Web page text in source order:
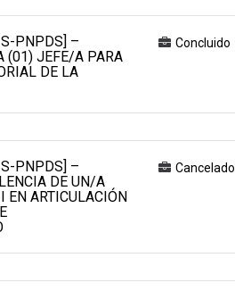
PNPDS] –
(01) JEFE/A PARA
DE LA
Concluido
PNPDS] –
DE UN/A
EN ARTICULACIÓN
Cancelado